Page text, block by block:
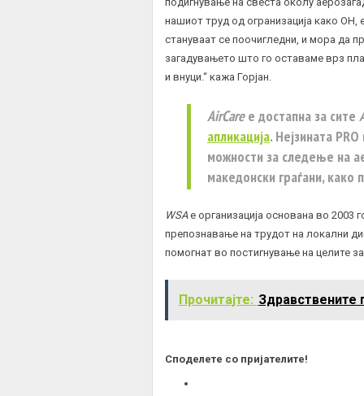
нашиот труд од огранизација како
стануваат се поочигледни, и мора да
загадувањето што го оставаме врз
и внуци.“ кажа Горјан.
AirCareе достапна за сите
апликација. Нејзината
можности за следење на
македонски граѓани,
WSA е организација основана во 2003
препознавање на трудот на локални
помогнат во постигнување на целите
Прочитајте: Здравствените
Споделете со пријателите!